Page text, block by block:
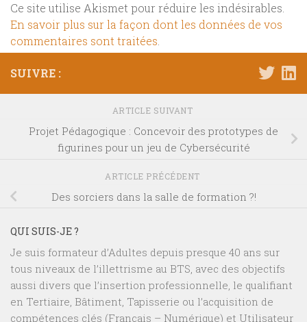
Ce site utilise Akismet pour réduire les indésirables.
En savoir plus sur la façon dont les données de vos
commentaires sont traitées
SUIVRE :
ARTICLE SUIVANT
Projet Pédagogique : Concevoir des prototypes de
figurines pour un jeu de Cybersécurité
ARTICLE PRÉCÉDENT
Des sorciers dans la salle de formation ?!
QUI SUIS-JE ?
Je suis formateur d’Adultes depuis presque 40 ans sur
tous niveaux de l’illettrisme au BTS, avec des objectifs
aussi divers que l’insertion professionnelle, le qualifiant
en Tertiaire, Bâtiment, Tapisserie ou l’acquisition de
compétences clés (Français – Numérique) et Utilisateur